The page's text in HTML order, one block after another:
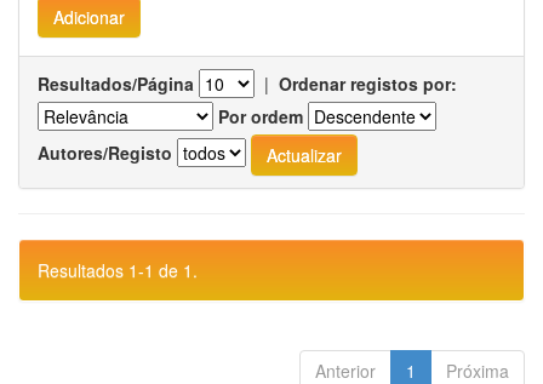
Resultados/Página | Ordenar registos por:
Por ordem
Autores/Registo
Resultados 1-1 de 1.
Anterior 1 Próxima